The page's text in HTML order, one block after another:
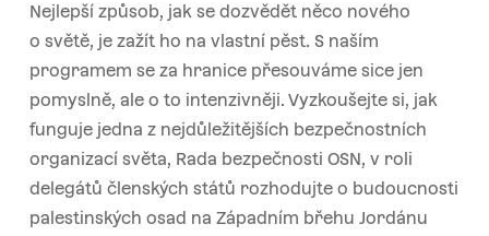
Nejlepší způsob, jak se dozvědět něco nového
o světě, je zažít ho na vlastní pěst. S naším
programem se za hranice přesouváme sice jen
pomyslně, ale o to intenzivněji. Vyzkoušejte si, jak
funguje jedna z nejdůležitějších bezpečnostních
organizací světa, Rada bezpečnosti OSN, v roli
delegátů členských států rozhodujte o budoucnosti
palestinských osad na Západním břehu Jordánu